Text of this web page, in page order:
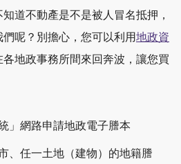
道不動產是不是被人冒名抵押，
呢？別擔心，您可以利用地政資
各地政事務所間來回奔波，讓您買
」網路申請地政電子謄本
、任一土地（建物）的地籍謄